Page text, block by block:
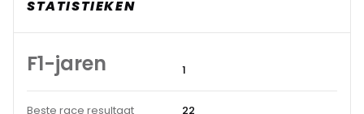
STATISTIEKEN
F1-jaren 1
Beste race resultaat 22